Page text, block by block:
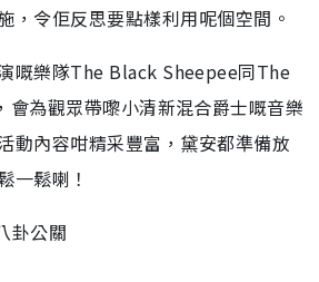
，令佢反思要點樣利用呢個空間。
嘅樂隊The Black Sheepee同The
為觀眾帶嚟小清新混合爵士嘅音樂
動內容咁精采豐富，黛安都準備放
一鬆喇！
卦公關